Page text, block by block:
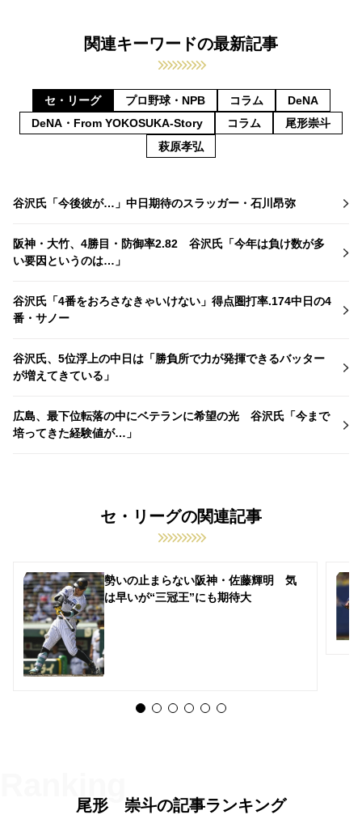
関連キーワードの最新記事
セ・リーグ プロ野球・NPB コラム
DeNA
DeNA・From YOKOSUKA-Story
コラム
尾形崇斗
萩原孝弘
谷沢氏「今後彼が…」中日期待のスラッガー・石川昂弥
阪神・大竹、4勝目・防御率2.82 谷沢氏「今年は負け数が多
い要因というのは…」
谷沢氏「4番をおろさなきゃいけない」得点圏打率.174中日の4
番・サノー
谷沢氏、5位浮上の中日は「勝負所で力が発揮できるバッター
が増えてきている」
広島、最下位転落の中にベテランに希望の光 谷沢氏「今まで
培ってきた経験値が…」
セ・リーグの関連記事
勢いの止まらない阪神・佐藤輝明 気
は早いが“三冠王”にも期待大
尾形 崇斗の記事ランキング